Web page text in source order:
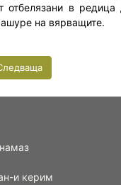
отбелязани в
на вярващите.
и керим